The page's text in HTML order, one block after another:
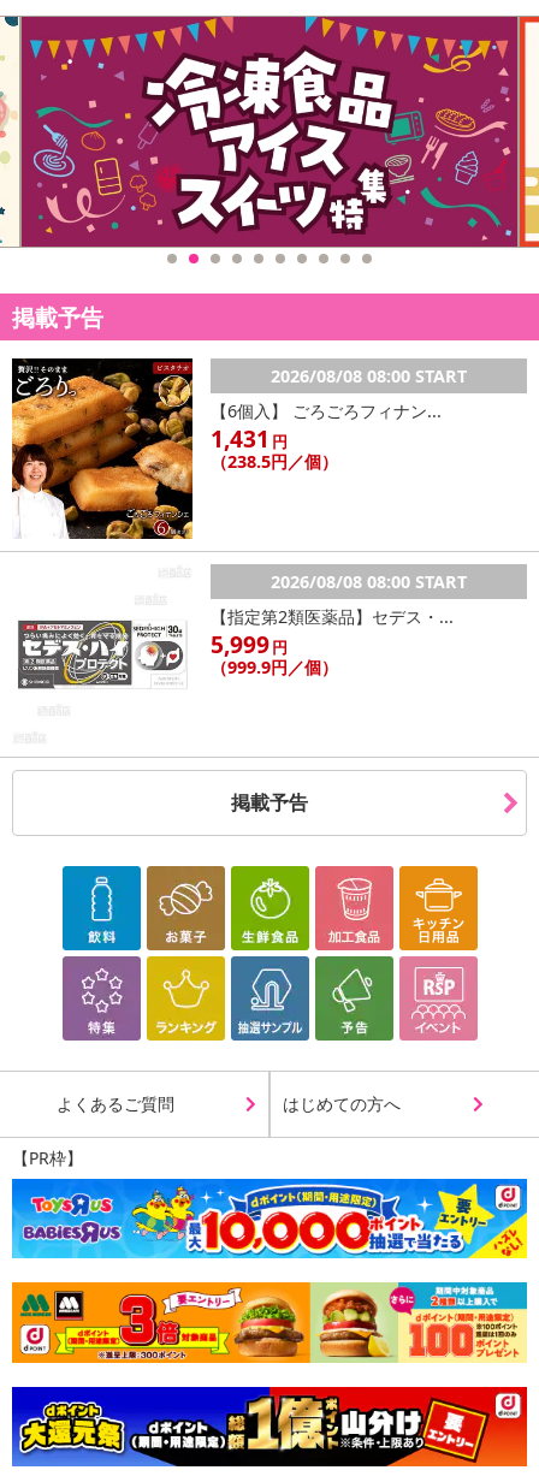
こちらの情報は 2026年07月09日時点での情報となります。
掲載予告
2026/08/08 08:00 START
【6個入】 ごろごろフィナン...
1,431 円
（238.5円／個）
2026/08/08 08:00 START
【指定第2類医薬品】セデス・...
5,999円
（999.9円／個）
掲載予告
よくあるご質問 はじめての方へ
【PR枠】